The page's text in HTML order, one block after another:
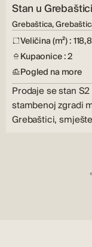
Stan u
Grebaštica,
Veličina (m²) :
Kupaonice : 2
Pogled na more
Prodaje se stan
stambenoj zgradi
Grebaštici,